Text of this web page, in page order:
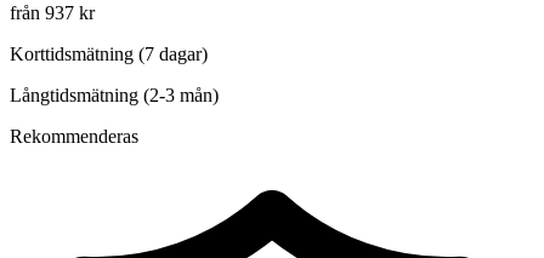
från 937 kr
Korttidsmätning (7 dagar)
Långtidsmätning (2-3 mån)
Rekommenderas